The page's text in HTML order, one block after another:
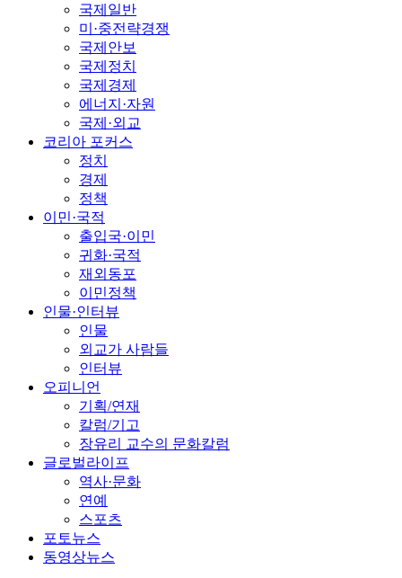
국제일반
미·중전략경쟁
국제안보
국제정치
국제경제
에너지·자원
국제·외교
코리아 포커스
정치
경제
정책
이민·국적
출입국·이민
귀화·국적
재외동포
이민정책
인물·인터뷰
인물
외교가 사람들
인터뷰
오피니언
기획/연재
칼럼/기고
장유리 교수의 문화칼럼
글로벌라이프
역사·문화
연예
스포츠
포토뉴스
동영상뉴스